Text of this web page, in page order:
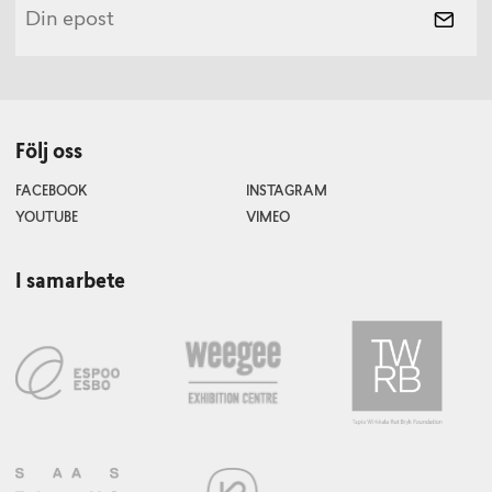
Följ oss
FACEBOOK
INSTAGRAM
YOUTUBE
VIMEO
I samarbete